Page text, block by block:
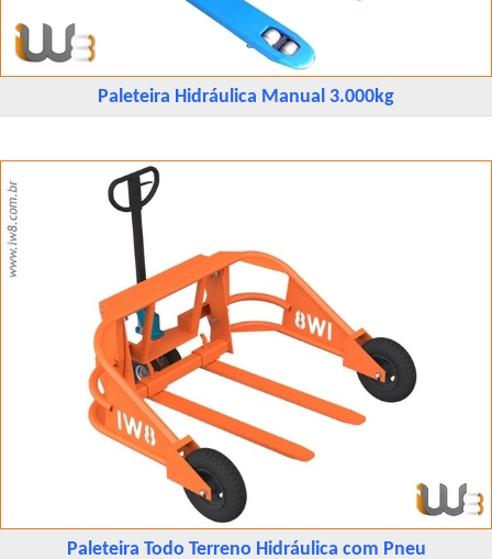
Paleteira Hidráulica Manual 3.000kg
Paleteira Todo Terreno Hidráulica com Pneu